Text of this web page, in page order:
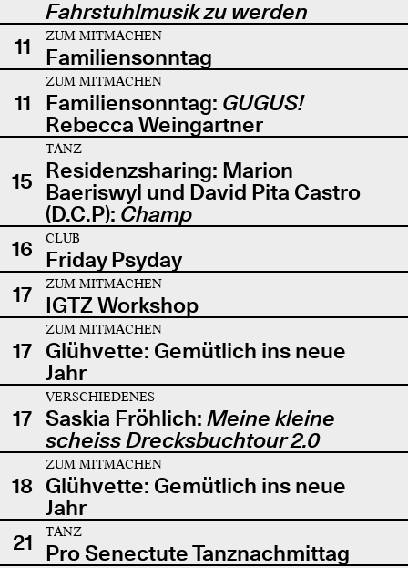
Fahrstuhlmusik zu werden
11
ZUM MITMACHEN
Familiensonntag
11
ZUM MITMACHEN
Familiensonntag: GUGUS!
Rebecca Weingartner
15
TANZ
Residenzsharing: Marion
Baeriswyl und David Pita Castro
(D.C.P): Champ
16
CLUB
Friday Psyday
17
ZUM MITMACHEN
IGTZ Workshop
17
ZUM MITMACHEN
Glühvette: Gemütlich ins neue
Jahr
17
VERSCHIEDENES
Saskia Fröhlich: Meine kleine
scheiss Drecksbuchtour 2.0
18
ZUM MITMACHEN
Glühvette: Gemütlich ins neue
Jahr
21
TANZ
Pro Senectute Tanznachmittag